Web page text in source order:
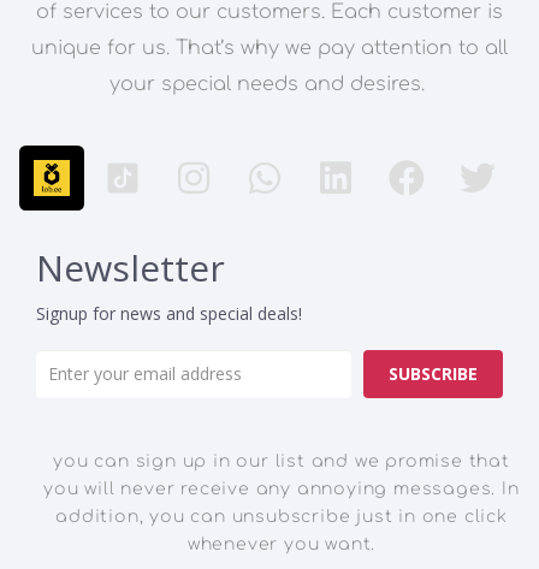
of services to our customers. Each customer is
unique for us. That’s why we pay attention to all
your special needs and desires.
Newsletter
Signup for news and special deals!
SUBSCRIBE
you can sign up in our list and we promise that
you will never receive any annoying messages. In
addition, you can unsubscribe just in one click
whenever you want.